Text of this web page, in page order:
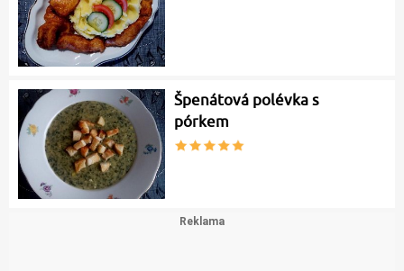
Špenátová polévka s
pórkem